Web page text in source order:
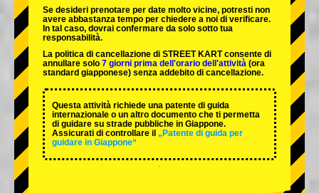
Se desideri prenotare per date molto vicine, potresti non
avere abbastanza tempo per chiedere a noi di verificare.
In tal caso, dovrai confermare da solo sotto tua
responsabilità.
La politica di cancellazione di STREET KART consente di
annullare solo 7 giorni prima dell'orario dell'attività (ora
standard giapponese) senza addebito di cancellazione.
Questa attività richiede una patente di guida
internazionale o un altro documento che ti permetta
di guidare su strade pubbliche in Giappone.
Assicurati di controllare il „Patente di guida per
guidare in Giappone“